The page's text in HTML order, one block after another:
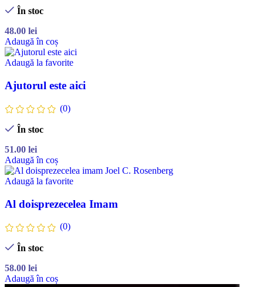
În stoc
48.00 lei
Adaugă în coș
Adaugă la favorite
Ajutorul este aici
(0)
În stoc
51.00 lei
Adaugă în coș
Adaugă la favorite
Al doisprezecelea Imam
(0)
În stoc
58.00 lei
Adaugă în coș